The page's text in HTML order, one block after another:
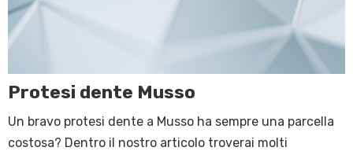
Protesi dente Musso
Un bravo protesi dente a Musso ha sempre una parcella
costosa? Dentro il nostro articolo troverai molti